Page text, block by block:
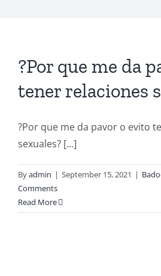
?Por que me da
tener relaciones
?Por que me da pavor o evito
sexuales? [...]
Byadmin | September 15, 2021 |
Comments
Read More